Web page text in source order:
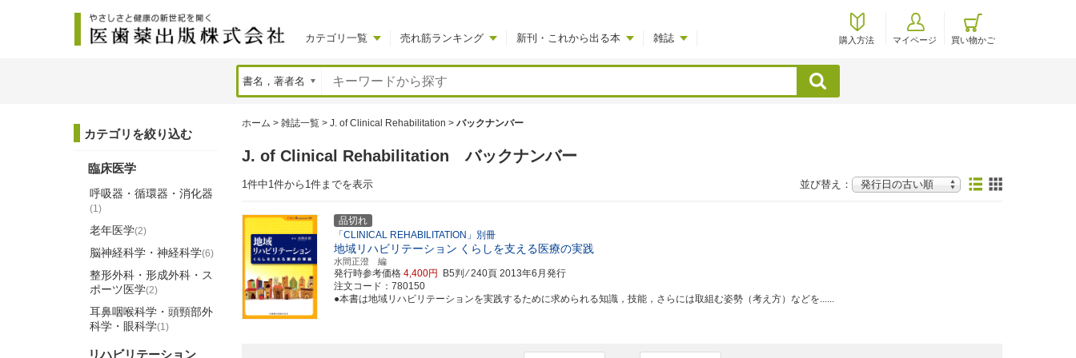
カテゴリ一覧 売れ筋ランキング 新刊・これから出る本 雑誌 購入方法 マイページ 買い物かご
検索
ホーム > 雑誌一覧 > J. of Clinical Rehabilitation > バックナンバー
J. of Clinical Rehabilitation バックナンバー
1件中1件から1件までを表示 並び替え：
品切れ
「CLINICAL REHABILITATION」別冊
地域リハビリテーション くらしを支える医療の実践
水間正澄 編
発行時参考価格 4,400円 B5判 ⁄ 240頁 2013年6月発行
注文コード：780150
●本書は地域リハビリテーションを実践するために求められる知識，技能，さらには取組む姿勢（考え方）などを......
カテゴリを絞り込む
臨床医学
呼吸器・循環器・消化器
(1)
老年医学(2)
脳神経科学・神経科学(6)
整形外科・形成外科・ス
ポーツ医学(2)
耳鼻咽喉科学・頭頸部外
科学・眼科学(1)
リハビリテーション